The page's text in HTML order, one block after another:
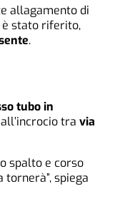
allagamento di
è stato riferito,
.
tubo in
all’incrocio tra via
spalto e corso
spiega